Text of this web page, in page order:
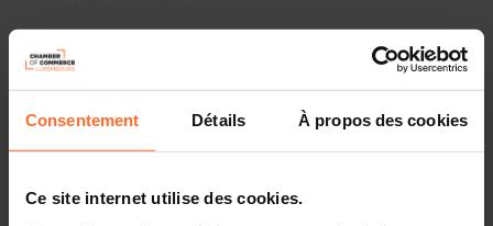
Consentement Détails À propos des cookies
Ce site internet utilise des cookies.